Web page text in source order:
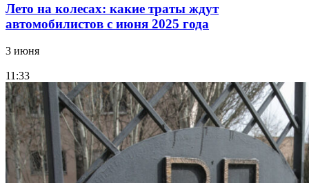
Лето на колесах: какие траты ждут
автомобилистов с июня 2025 года
3 июня
11:33